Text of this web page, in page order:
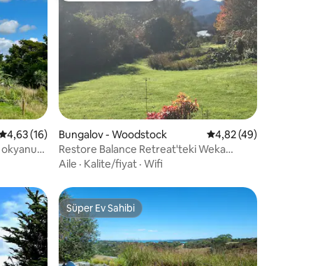
üzerinden ortalama 4,63 puan, 16 değerlendirme
4,63 (16)
okyanus
Bungalov - Woodstock 5 üzerinden
4,82 (49)
Restore Balance Retreat'teki Weka
kulübesi
Aile · Kalite/fiyat · Wifi
Süper Ev Sahibi
Süper Ev Sahibi